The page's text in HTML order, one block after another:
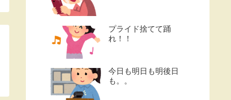
プライド捨てて踊
れ！！
今日も明日も明後日
も。。